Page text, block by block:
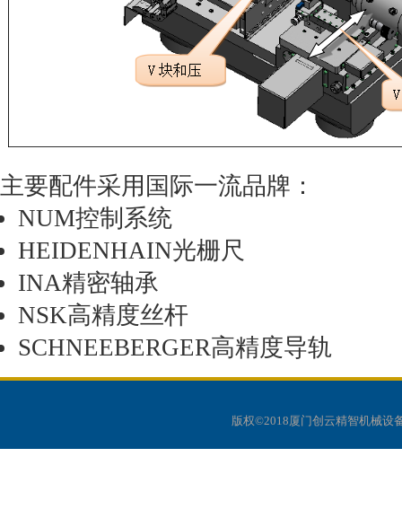
主要配件采用国际一流品牌：
NUM控制系统
HEIDENHAIN光栅尺
INA精密轴承
NSK高精度丝杆
SCHNEEBERGER高精度导轨
版权©2018厦门创云精智机械